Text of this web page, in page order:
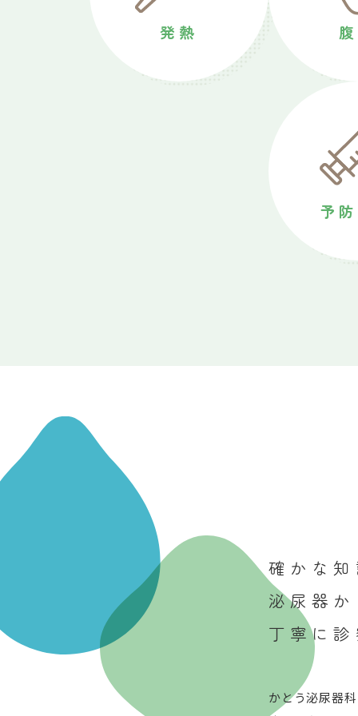
発熱
予
確かな
泌尿器
丁寧に
かとう泌尿器